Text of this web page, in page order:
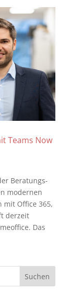
Teams Now
Beratungs-
modernen
Office 365,
derzeit
Das